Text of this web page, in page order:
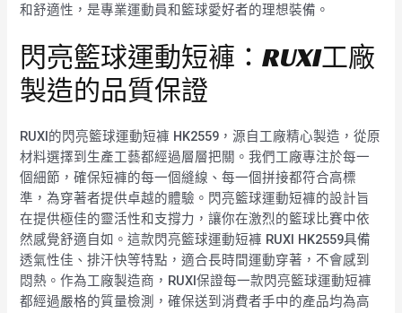
和舒適性，是專業運動員和籃球愛好者的理想裝備。
閃亮籃球運動短褲：RUXI工廠
製造的品質保證
RUXI的閃亮籃球運動短褲 HK2559，源自工廠精心製造，從原
材料選擇到生產工藝都經過層層把關。我們工廠專注於每一
個細節，確保短褲的每一個縫線、每一個拼接都符合高標
準，為穿著者提供卓越的體驗。閃亮籃球運動短褲的設計旨
在提供極佳的靈活性和支撐力，讓你在激烈的籃球比賽中依
然感覺舒適自如。這款閃亮籃球運動短褲 RUXI HK2559具備
透氣性佳、排汗快等特點，適合長時間運動穿著，不會感到
悶熱。作為工廠製造商，RUXI保證每一款閃亮籃球運動短褲
都經過嚴格的質量檢測，確保送到消費者手中的產品均為高